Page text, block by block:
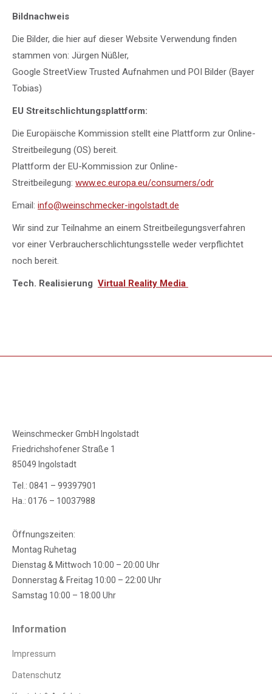
Bildnachweis
Die Bilder, die hier auf dieser Website Verwendung finden
stammen von: Jürgen Nüßler,
Google StreetView Trusted Aufnahmen und POI Bilder (Bayer
Tobias)
EU Streitschlichtungsplattform:
Die Europäische Kommission stellt eine Plattform zur Online-
Streitbeilegung (OS) bereit.
Plattform der EU-Kommission zur Online-
Streitbeilegung: www.ec.europa.eu/consumers/odr
Email: info@weinschmecker-ingolstadt.de
Wir sind zur Teilnahme an einem Streitbeilegungsverfahren
vor einer Verbraucherschlichtungsstelle weder verpflichtet
noch bereit.
Tech. Realisierung Virtual Reality Media
Weinschmecker GmbH Ingolstadt
Friedrichshofener Straße 1
85049 Ingolstadt
Tel.: 0841 – 99397901
Ha.: 0176 – 10037988
Öffnungszeiten:
Montag Ruhetag
Dienstag & Mittwoch 10:00 – 20:00 Uhr
Donnerstag & Freitag 10:00 – 22:00 Uhr
Samstag 10:00 – 18:00 Uhr
Information
Impressum
Datenschutz